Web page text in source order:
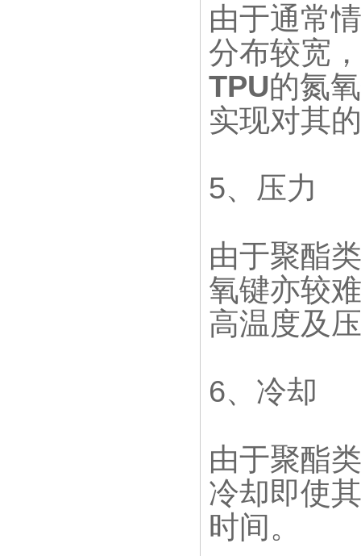
由于通常
分布较宽
TPU的氮
实现对其
5、压力
由于聚酯类
氧键亦较
高温度及
6、冷却
由于聚酯类
冷却即使
时间。